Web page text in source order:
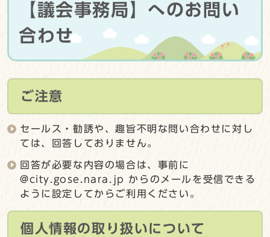
【議会事務局】へのお問い
合わせ
ご注意
セールス・勧誘や、趣旨不明な問い合わせに対し
ては、回答しておりません。
回答が必要な内容の場合は、事前に
@city.gose.nara.jp からのメールを受信できる
ように設定してからご利用ください。
個人情報の取り扱いについて